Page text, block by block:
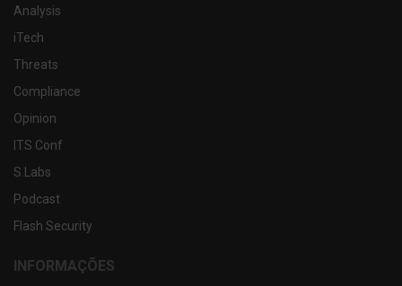
Analysis
iTech
Threats
Compliance
Opinion
ITS Conf
S.Labs
Podcast
Flash Security
INFORMAÇÕES